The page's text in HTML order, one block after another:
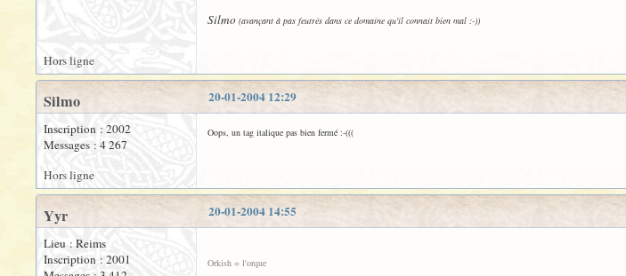
Silmo (avançant à pas feutrés dans ce domaine qu'il connait bien mal :-))
Hors ligne
20-01-2004 12:29
Silmo
Inscription : 2002
Messages : 4 267
Oops, un tag italique pas bien fermé :-(((
Hors ligne
20-01-2004 14:55
Yyr
Lieu : Reims
Inscription : 2001
Orkish = l'orque